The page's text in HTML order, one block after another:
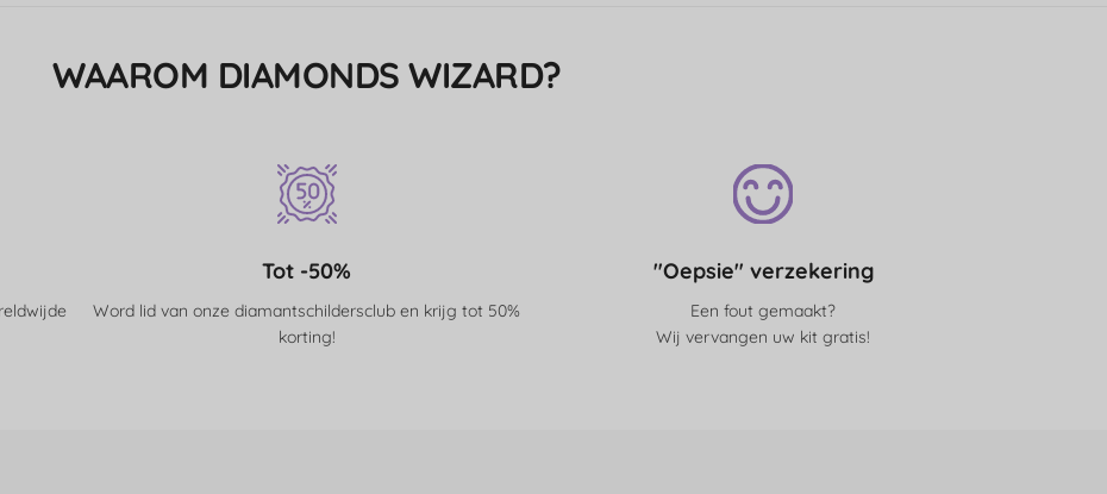
WAAROM DIAMONDS WIZARD?
Tot -50%
Word lid van onze diamantschildersclub en krijg tot 50%
korting!
"Oepsie" verzekering
Een fout gemaakt?
Wij vervangen uw kit gratis!